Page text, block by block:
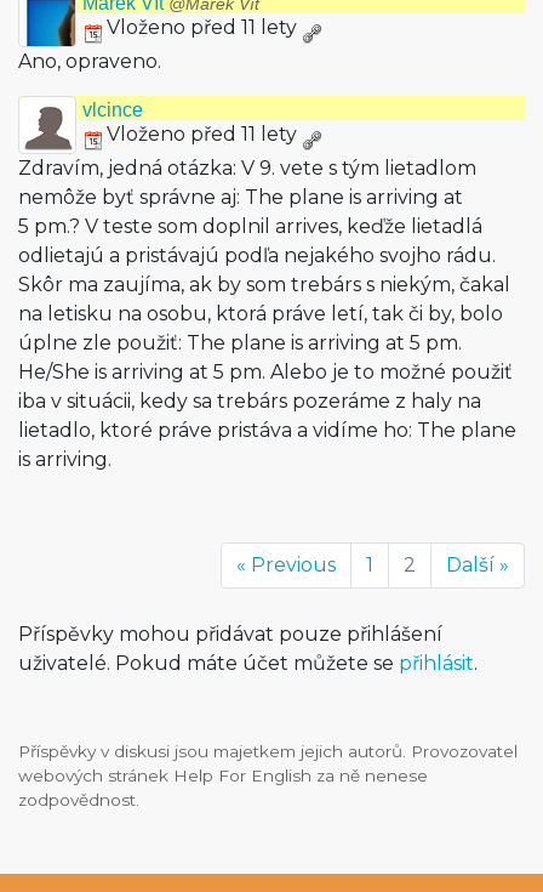
@Marek Vít
Vloženo před 11 lety
Ano, opraveno.
vlcince
Vloženo před 11 lety
Zdravím, jedná otázka: V 9. vete s tým lietadlom
nemôže byť správne aj: The plane is arriving at
5 pm.? V teste som doplnil arrives, keďže lietadlá
odlietajú a pristávajú podľa nejakého svojho rádu.
Skôr ma zaujíma, ak by som trebárs s niekým, čakal
na letisku na osobu, ktorá práve letí, tak či by, bolo
úplne zle použiť: The plane is arriving at 5 pm.
He/She is arriving at 5 pm. Alebo je to možné použiť
iba v situácii, kedy sa trebárs pozeráme z haly na
lietadlo, ktoré práve pristáva a vidíme ho: The plane
is arriving.
« Previous 1 2 Další »
Příspěvky mohou přidávat pouze přihlášení
uživatelé. Pokud máte účet můžete se přihlásit.
Příspěvky v diskusi jsou majetkem jejich autorů. Provozovatel
webových stránek Help For English za ně nenese
zodpovědnost.